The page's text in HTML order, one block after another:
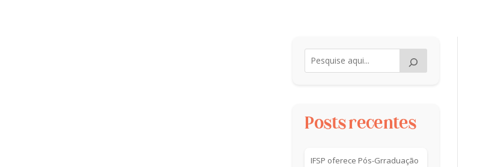
Posts recentes
IFSP oferece Pós-Grraduação